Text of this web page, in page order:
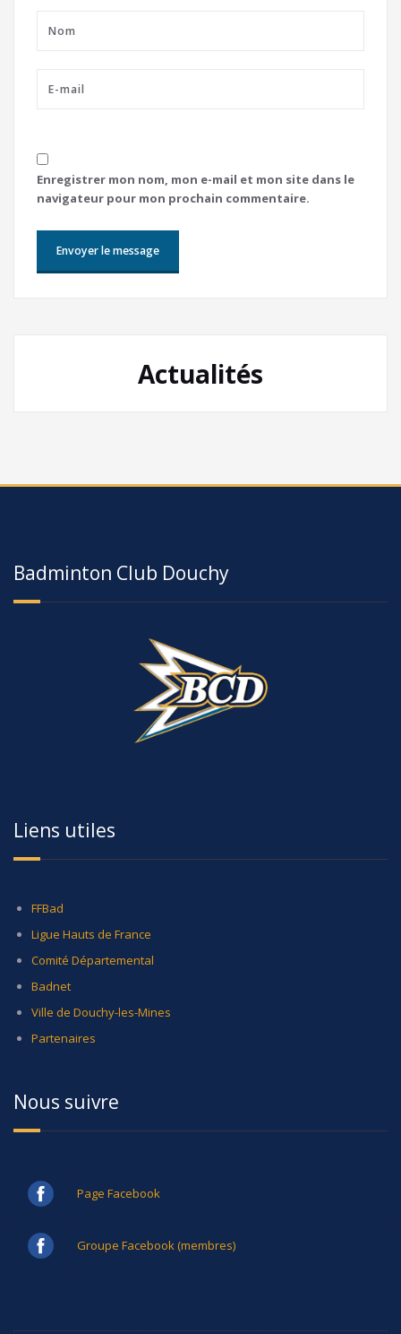
Enregistrer mon nom, mon e-mail et mon site dans le
navigateur pour mon prochain commentaire.
Actualités
Badminton Club Douchy
Liens utiles
FFBad
Ligue Hauts de France
Comité Départemental
Badnet
Ville de Douchy-les-Mines
Partenaires
Nous suivre
Page Facebook
Groupe Facebook (membres)